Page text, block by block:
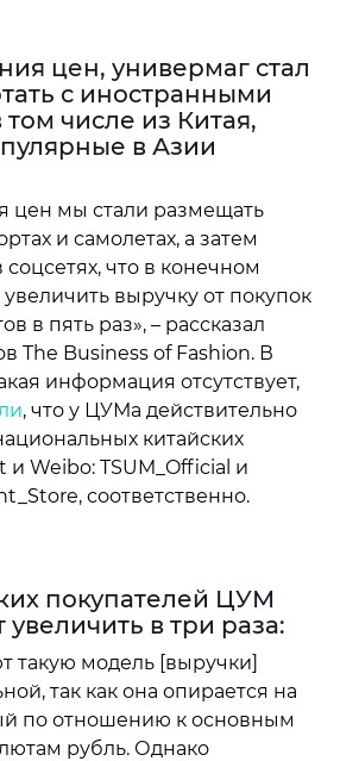
цен, универмаг стал
с иностранными
том числе из Китая,
в Азии
цен мы стали размещать
и самолетах, а затем
соцсетях, что в конечном
выручку от покупок
в пять раз», – рассказал
The Business of Fashion. В
информация отсутствует,
, что у ЦУМа действительно
китайских
и Weibo: TSUM_Official и
соответственно.
покупателей ЦУМ
увеличить в три раза:
такую модель [выручки]
так как она опирается на
по отношению к основным
рубль. Однако